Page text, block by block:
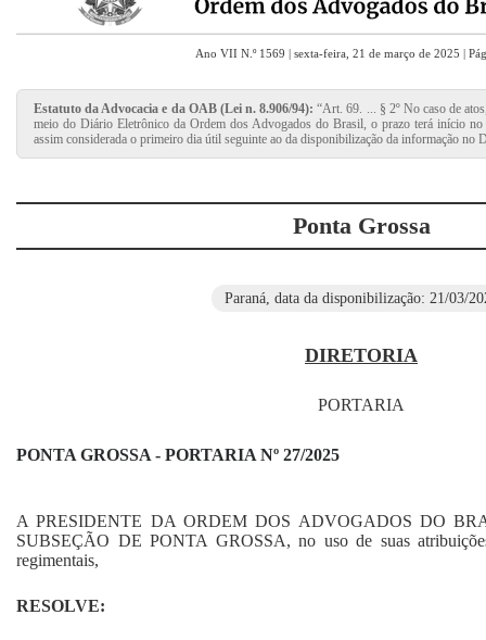
Ano VII N.º 1569 | sexta-feira, 21 de março de 2025 |
Estatuto da Advocacia e da OAB (Lei n. 8.906/94): “Art. 69. ... § 2º No caso de
meio do Diário Eletrônico da Ordem dos Advogados do Brasil, o prazo terá início
assim considerada o primeiro dia útil seguinte ao da disponibilização da informação no
Ponta Grossa
Paraná, data da disponibilização: 21/03/
DIRETORIA
PORTARIA
PONTA GROSSA - PORTARIA Nº 27/2025
A PRESIDENTE DA ORDEM DOS ADVOGADOS DO
SUBSEÇÃO DE PONTA GROSSA, no uso de suas
regimentais,
RESOLVE: